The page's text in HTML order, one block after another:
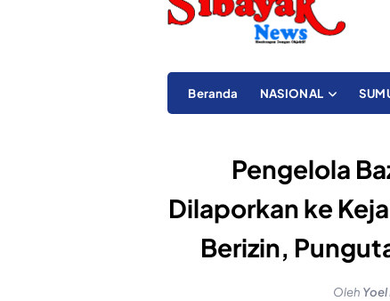
Beranda NASIONAL
Pengelola
Dilaporkan ke
Berizin,
Oleh